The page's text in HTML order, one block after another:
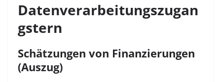
Datenverarbeitungszugan
gstern
Schätzungen von Finanzierungen
(Auszug)